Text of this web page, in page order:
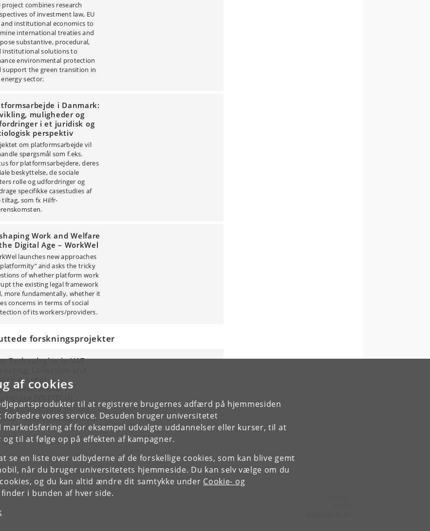
af cookies
til at registrere brugernes adfærd på hjemmesiden
vores service. Desuden bruger universitetet
af for eksempel udvalgte uddannelser eller kurser, til at
til at følge op på effekten af kampagner.
se en liste over udbyderne af de forskellige cookies, som kan blive gemt
når du bruger universitetets hjemmeside. Du kan selv vælge om du
og du kan altid ændre dit samtykke under Cookie- og
i bunden af hver side.
project combines research
of investment law, EU
and institutional economics to
international treaties and
substantive, procedural,
institutional solutions to
environmental protection
support the green transition in
sector.
i Danmark:
muligheder og
i et juridisk og
perspektiv
om platformsarbejde vil
spørgsmål som f.eks.
for platformsarbejdere, deres
beskyttelse, de sociale
rolle og udfordringer og
specifikke casestudies af
tiltag, som fx Hilfr-
Work and Welfare
Digital Age – WorkWel
launches new approaches
and asks the tricky
of whether platform work
the existing legal framework
more fundamentally, whether it
concerns in terms of social
of its workers/providers.
forskningsprojekter
Technologies in VAT
Legal
and
project investigates the legal
and challenges of the
of technology-based tools in VAT